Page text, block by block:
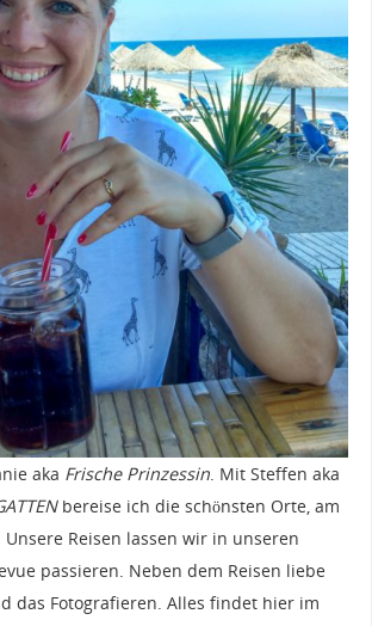
aka Frische Prinzessin. Mit Steffen aka
bereise ich die schönsten Orte, am
Unsere Reisen lassen wir in unseren
passieren. Neben dem Reisen liebe
das Fotografieren. Alles findet hier im